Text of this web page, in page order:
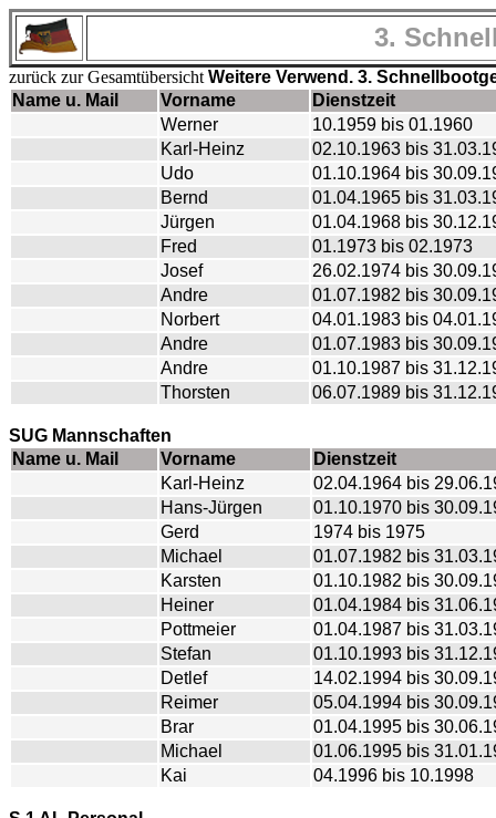
3.
zurück zur Gesamtübersicht Weitere Verwend. 3.
Name u. Mail
Vorname
Dienstzeit
Werner
10.1959 bis 01.1960
Karl-Heinz
02.10.1963 bis
Udo
01.10.1964 bis
Bernd
01.04.1965 bis
Jürgen
01.04.1968 bis
Fred
01.1973 bis 02.1973
Josef
26.02.1974 bis
Andre
01.07.1982 bis
Norbert
04.01.1983 bis
Andre
01.07.1983 bis
Andre
01.10.1987 bis
Thorsten
06.07.1989 bis
SUG Mannschaften
Name u. Mail
Vorname
Dienstzeit
Karl-Heinz
02.04.1964 bis
Hans-Jürgen
01.10.1970 bis
Gerd
1974 bis 1975
Michael
01.07.1982 bis
Karsten
01.10.1982 bis
Heiner
01.04.1984 bis
Pottmeier
01.04.1987 bis
Stefan
01.10.1993 bis
Detlef
14.02.1994 bis
Reimer
05.04.1994 bis
Brar
01.04.1995 bis
Michael
01.06.1995 bis
Kai
04.1996 bis 10.1998